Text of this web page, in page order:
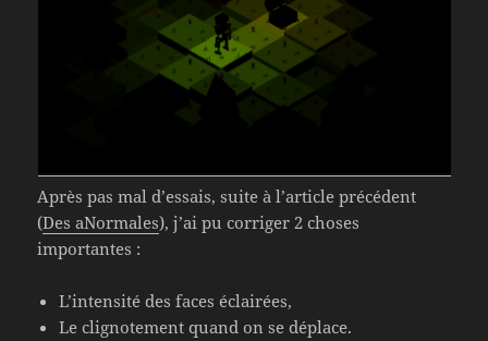
Après pas mal d’essais, suite à l’article précédent
(Des aNormales), j’ai pu corriger 2 choses
importantes :
L’intensité des faces éclairées,
Le clignotement quand on se déplace.